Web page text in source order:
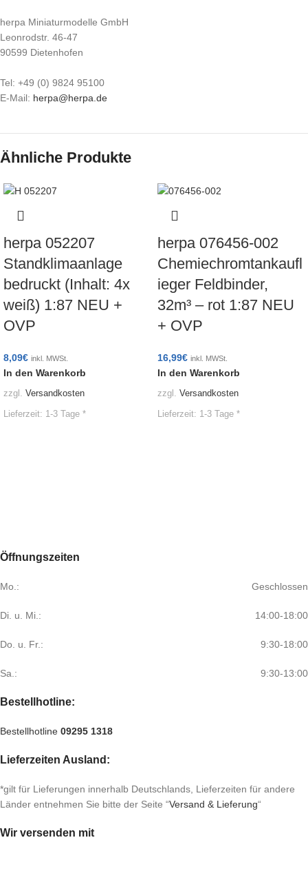
herpa Miniaturmodelle GmbH
Leonrodstr. 46-47
90599 Dietenhofen
Tel: +49 (0) 9824 95100
E-Mail: herpa@herpa.de
Ähnliche Produkte
herpa 052207
Standklimaanlage
bedruckt (Inhalt: 4x
weiß) 1:87 NEU +
OVP
8,09€ inkl. MWSt.
In den Warenkorb
zzgl. Versandkosten
Lieferzeit: 1-3 Tage *
herpa 076456-002
Chemiechromtankaufl
ieger Feldbinder,
32m³ – rot 1:87 NEU
+ OVP
16,99€ inkl. MWSt.
In den Warenkorb
zzgl. Versandkosten
Lieferzeit: 1-3 Tage *
Öffnungszeiten
Mo.: Geschlossen
Di. u. Mi.: 14:00-18:00
Do. u. Fr.: 9:30-18:00
Sa.: 9:30-13:00
Bestellhotline:
Bestellhotline 09295 1318
Lieferzeiten Ausland:
*gilt für Lieferungen innerhalb Deutschlands, Lieferzeiten für andere
Länder entnehmen Sie bitte der Seite “Versand & Lieferung“
Wir versenden mit